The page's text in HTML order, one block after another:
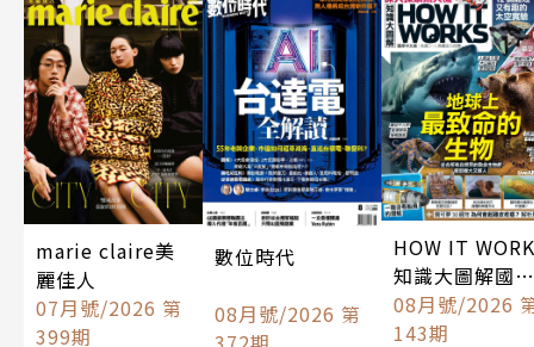
marie claire美
麗佳人
07月號/2026 第
399期
數位時代
08月號/2026 第
HOW IT
知識大圖解國際
中文版
08月號/2026
143期